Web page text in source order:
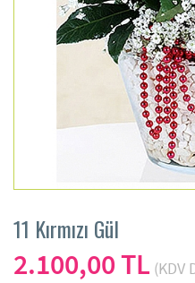
11 Kırmızı Gül
2.100,00 TL (KDV